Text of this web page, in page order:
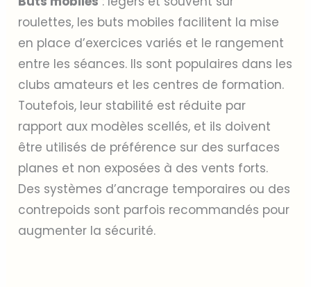
roulettes, les buts mobiles facilitent la mise
en place d’exercices variés et le rangement
entre les séances. Ils sont populaires dans les
clubs amateurs et les centres de formation.
Toutefois, leur stabilité est réduite par
rapport aux modèles scellés, et ils doivent
être utilisés de préférence sur des surfaces
planes et non exposées à des vents forts.
Des systèmes d’ancrage temporaires ou des
contrepoids sont parfois recommandés pour
augmenter la sécurité.